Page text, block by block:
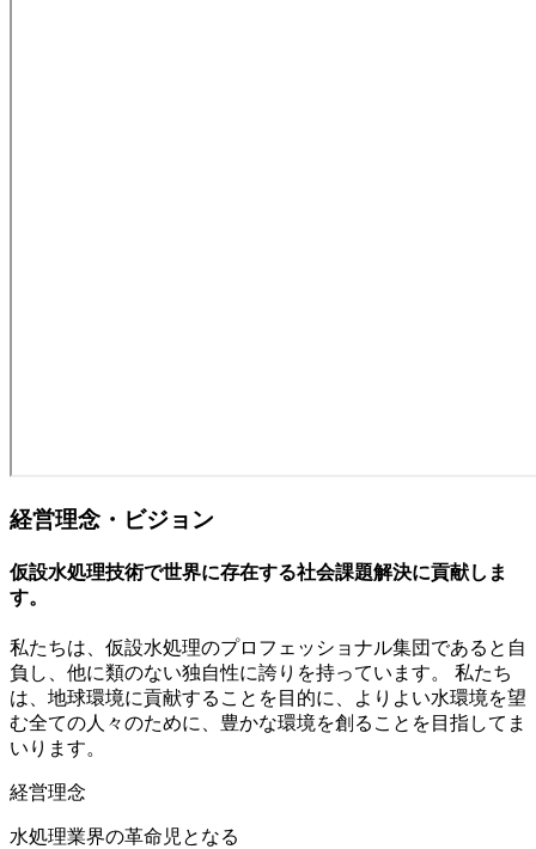
経営理念・ビジョン
仮設水処理技術で世界に存在する社会課題解決に貢献しま
す。
私たちは、仮設水処理のプロフェッショナル集団であると自
負し、他に類のない独自性に誇りを持っています。 私たち
は、地球環境に貢献することを目的に、よりよい水環境を望
む全ての人々のために、豊かな環境を創ることを目指してま
いります。
経営理念
水処理業界の革命児となる